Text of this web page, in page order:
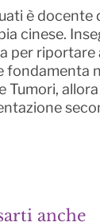
è docente
cinese.
per riportare
fondamenta
Tumori,
anche